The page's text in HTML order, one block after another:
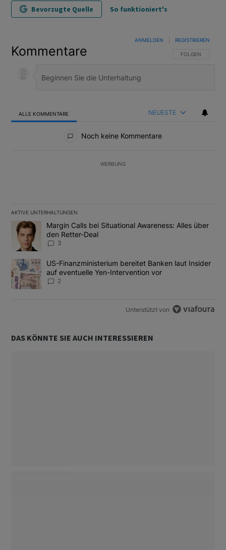
Bevorzugte Quelle So funktioniert's
Kommentare FOLGE DIESER
FOLGEN
ANMELDEN REGISTRIEREN
ALLE KOMMENTARE NEUESTE
Noch keine Kommentare
WERBUNG
AKTIVE UNTERHALTUNGEN
Das Folgende ist eine Liste der am meisten kommentierten
Ein Trendartikel mit dem Titel "Margin Calls bei Situational
Margin Calls bei Situational Awareness: Alles über
den Retter-Deal
3
Ein Trendartikel mit dem Titel "US-Finanzministerium bereitet
US-Finanzministerium bereitet Banken laut Insider
auf eventuelle Yen-Intervention vor
2
Unterstützt von
DAS KÖNNTE SIE AUCH INTERESSIEREN